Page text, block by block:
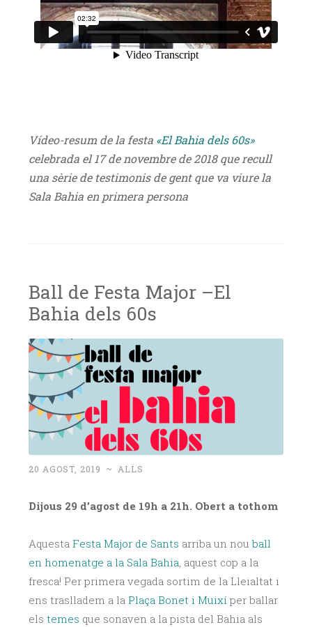
Vídeo-resum de la festa «El Bahia dels 60s»
celebrada el 17 de novembre de 2018 que recull
una sèrie de testimonis de gent que va viure la
Sala Bahia en primera persona
Ball de Festa Major –El
Bahia dels 60s
20 AGOST, 2019 ~ ALLS
Dijous 29 d’agost de 19h a 21h. Obert a tothom
Aquesta Festa Major de Sants arriba un nou ball
en homenatge a la Sala Bahia, aquest cop a la
fresca! Per primera vegada sortim de la Lleialtat i
ens traslladem a la Plaça Bonet i Muixí per ballar
els temes que sonaven a la pista del Bahia als